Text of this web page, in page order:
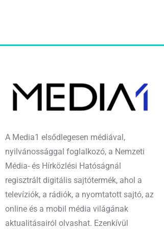
A Media1 elsődlegesen médiával,
nyilvánossággal foglalkozó, a Nemzeti
Média- és Hírközlési Hatóságnál
regisztrált digitális sajtótermék, ahol a
televíziók, a rádiók, a nyomtatott sajtó, az
online és a mobil média világának
aktualitásairól olvashat. Ezenkívül